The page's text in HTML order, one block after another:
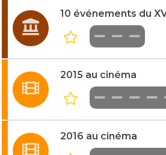
10 événements du
2015 au cinéma
2016 au cinéma